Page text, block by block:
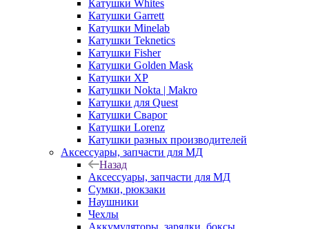
Катушки Whites
Катушки Garrett
Катушки Minelab
Катушки Teknetics
Катушки Fisher
Катушки Golden Mask
Катушки XP
Катушки Nokta | Makro
Катушки для Quest
Катушки Сварог
Катушки Lorenz
Катушки разных производителей
Аксессуары, запчасти для МД
Назад
Аксессуары, запчасти для МД
Сумки, рюкзаки
Наушники
Чехлы
Аккумуляторы, зарядки, боксы